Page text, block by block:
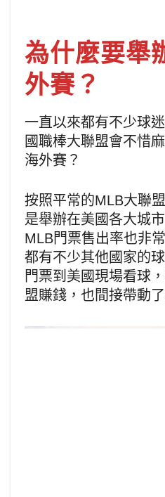
為什麼要舉
外賽？
一直以來都有不少球
國職棒大聯盟會不惜
海外賽？
按照平常的MLB大聯
是舉辦在美國各大城
MLB門票售出率也非
都有不少其他國家的
門票到美國現場看球
盟賺錢，也間接帶動